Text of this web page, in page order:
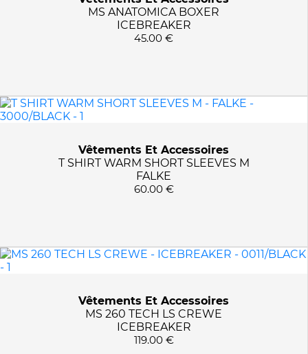
MS ANATOMICA BOXER
ICEBREAKER
45.00 €
Vêtements Et Accessoires
T SHIRT WARM SHORT SLEEVES M
FALKE
60.00 €
Vêtements Et Accessoires
MS 260 TECH LS CREWE
ICEBREAKER
119.00 €